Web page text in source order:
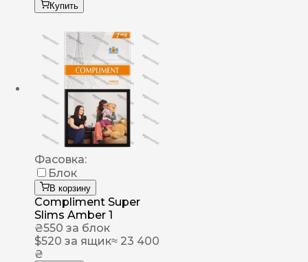
Купить
Фасовка:
Блок
В корзину
Compliment Super
Slims Amber 1
₴550 за блок
$520 за ящик≈ 23 400
₴